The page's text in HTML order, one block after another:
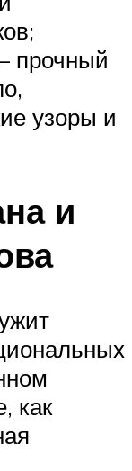
прочный
узоры и
и
как